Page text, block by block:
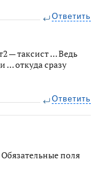
Ответить
— таксист … Ведь
откуда сразу
Ответить
Обязательные поля